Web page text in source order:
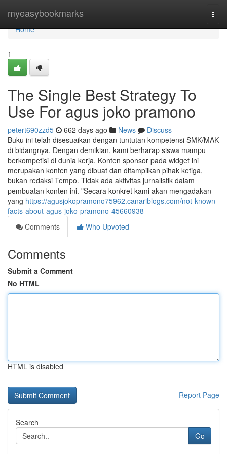
myeasybookmarks
Home
Home
1
The Single Best Strategy To
Use For agus joko pramono
petert690zzd5 662 days ago News
Discuss
Buku ini telah disesuaikan dengan tuntutan kompetensi SMK/MAK
di bidangnya. Dengan demikian, kami berharap siswa mampu
berkompetisi di dunia kerja. Konten sponsor pada widget ini
merupakan konten yang dibuat dan ditampilkan pihak ketiga,
bukan redaksi Tempo. Tidak ada aktivitas jurnalistik dalam
pembuatan konten ini. "Secara konkret kami akan mengadakan
yang https://agusjokopramono75962.canariblogs.com/not-known-
facts-about-agus-joko-pramono-45660938
Comments
Who Upvoted
Comments
Submit a Comment
No HTML
HTML is disabled
Report Page
Search
Go